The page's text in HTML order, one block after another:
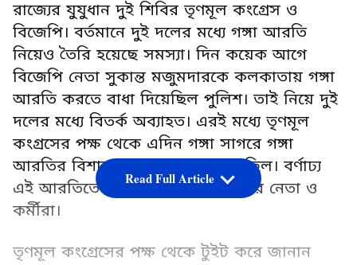
রাজ্যের যুযুধান দুই শিবির তৃণমূল কংগ্রেস ও
বিজেপি। বর্তমানে দুই দলের মধ্যে গঙ্গা আরতি
নিয়েও তৈরি হয়েছে সমস্যা। দিন কয়েক আগে
বিজেপি নেতা সুকান্ত মজুমদারকে কলকাতায় গঙ্গা
আরতি করতে বাধা দিয়েছিল পুলিশ। তাই নিয়ে দুই
দলের মধ্যে বিতর্ক অব্যাহত। এরই মধ্যে তৃণমূল
কংগ্রসের পক্ষ থেকে এদিন গঙ্গা সাগরে গঙ্গা
আরতির বিশাল আয়োজন করা হয়েছিল। বর্ণাঢ্য
এই আরতিতে সামিল হয়েছিলেন দলের নেতা ও
কর্মীরা।
তৃণমূল কংগ্রেসের পক্ষ থেকে টুইট করে জানান
Read Full Article